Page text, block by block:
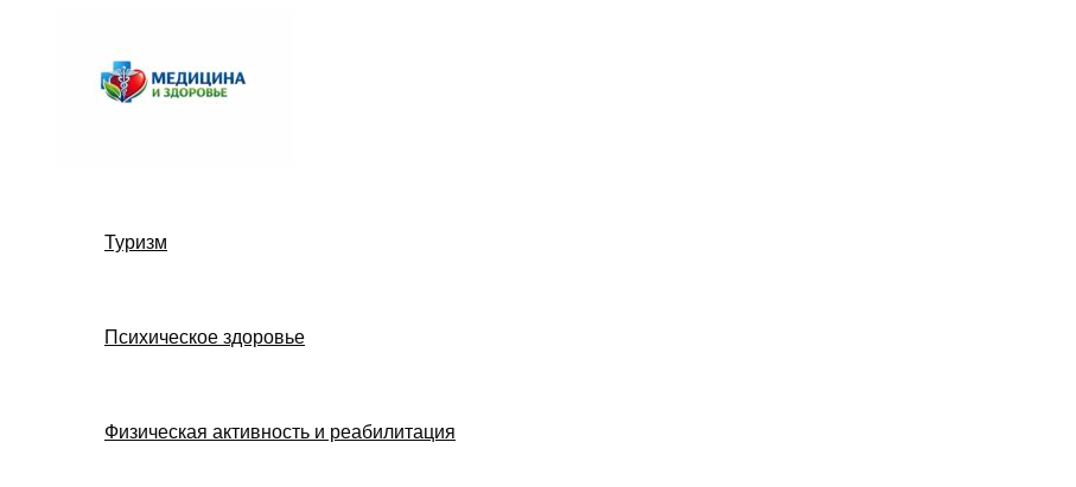
содержимому
Туризм
Психическое здоровье
Физическая активность и реабилитация